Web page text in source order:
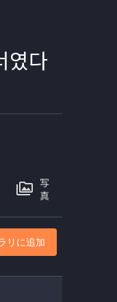
였다
写
真
リに追加